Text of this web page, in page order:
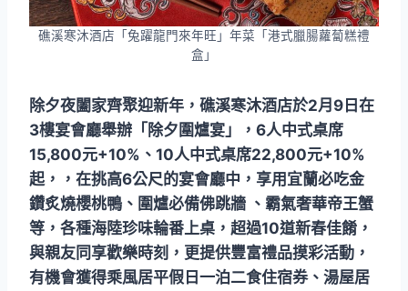
礁溪寒沐酒店「兔躍龍門來年旺」年菜「港式臘腸蘿蔔糕禮
盒」
除夕夜闔家齊聚迎新年，礁溪寒沐酒店於2月9日在
3樓宴會廳舉辦「除夕圍爐宴」，6人中式桌席
15,800元+10%、10人中式桌席22,800元+10%
起，，在挑高6公尺的宴會廳中，享用宜蘭必吃金
鑽炙燒櫻桃鴨、圍爐必備佛跳牆 、霸氣奢華帝王蟹
等，各種海陸珍味輪番上桌，超過10道新春佳餚，
與親友同享歡樂時刻，更提供豐富禮品摸彩活動，
有機會獲得乘風居平假日一泊二食住宿券、湯屋居